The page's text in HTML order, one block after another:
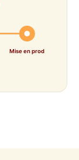
Mise en prod